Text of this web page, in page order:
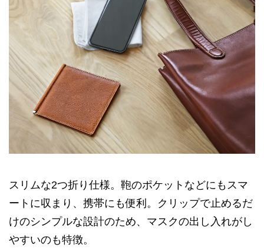
スリムな2つ折り仕様。鞄のポケットなどにもスマ
ートに収まり、携帯にも便利。クリップで止めるだ
けのシンプルな設計のため、マスクの出し入れがし
やすいのも特徴。